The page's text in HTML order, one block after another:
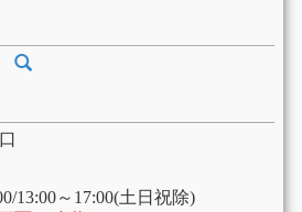
13:00～17:00(土日祝除)